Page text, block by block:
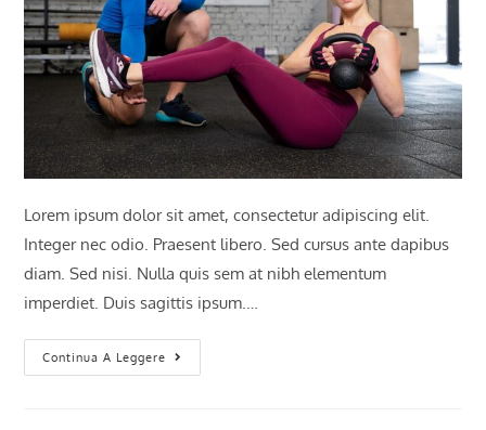
Lorem ipsum dolor sit amet, consectetur adipiscing elit.
Integer nec odio. Praesent libero. Sed cursus ante dapibus
diam. Sed nisi. Nulla quis sem at nibh elementum
imperdiet. Duis sagittis ipsum.…
Continua A Leggere
Metus
Vitae